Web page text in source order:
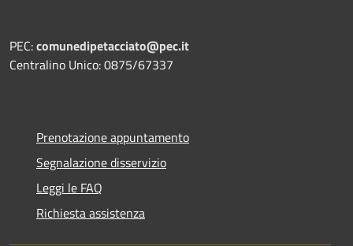
PEC:comunedipetacciato@pec.it
Centralino Unico: 0875/67337
Prenotazione appuntamento
Segnalazione disservizio
Leggi le FAQ
Richiesta assistenza